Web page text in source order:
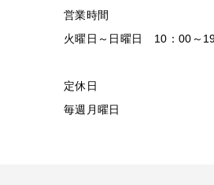
営業時間
火曜日～日曜日 10：00～
定休日
毎週月曜日